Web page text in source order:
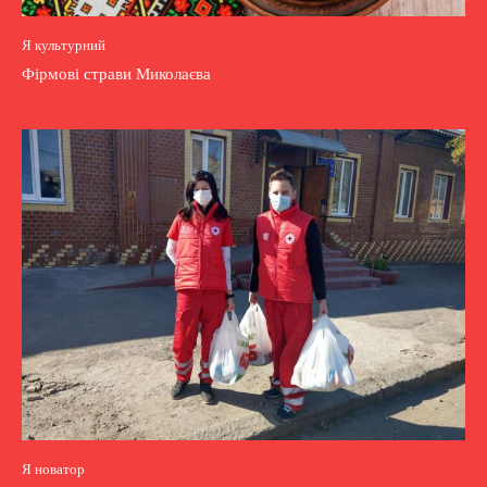
Я культурний
Фірмові страви Миколаєва
Я новатор